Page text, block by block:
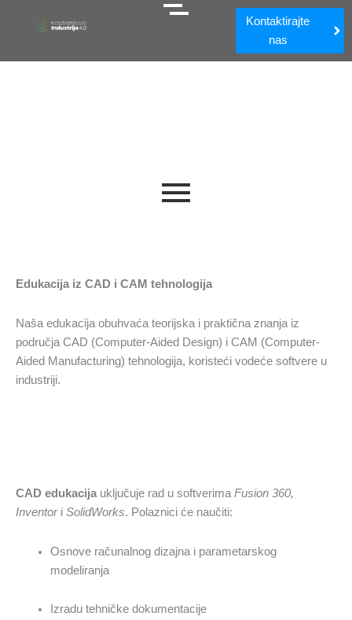
Kontaktirajte
nas
Edukacija iz CAD i CAM tehnologija
Naša edukacija obuhvaća teorijska i praktična znanja iz
područja CAD (Computer-Aided Design) i CAM (Computer-
Aided Manufacturing) tehnologija, koristeći vodeće softvere u
industriji.
CAD edukacija uključuje rad u softverima Fusion 360,
Inventori SolidWorks. Polaznici će naučiti:
Osnove računalnog dizajna i parametarskog
modeliranja
Izradu tehničke dokumentacije